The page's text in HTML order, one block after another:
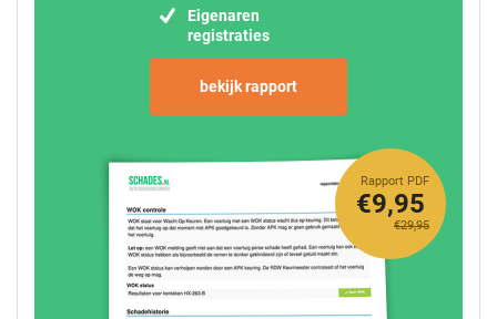
Eigenaren
registraties
bekijk rapport
Rapport PDF
€29,95
€9,95